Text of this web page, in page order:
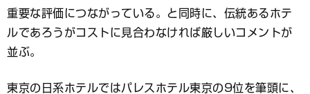
重要な評価につながっている。と同時に、伝統あるホテ
ルであろうがコストに見合わなければ厳しいコメントが
並ぶ。
東京の日系ホテルではパレスホテル東京の9位を筆頭に、